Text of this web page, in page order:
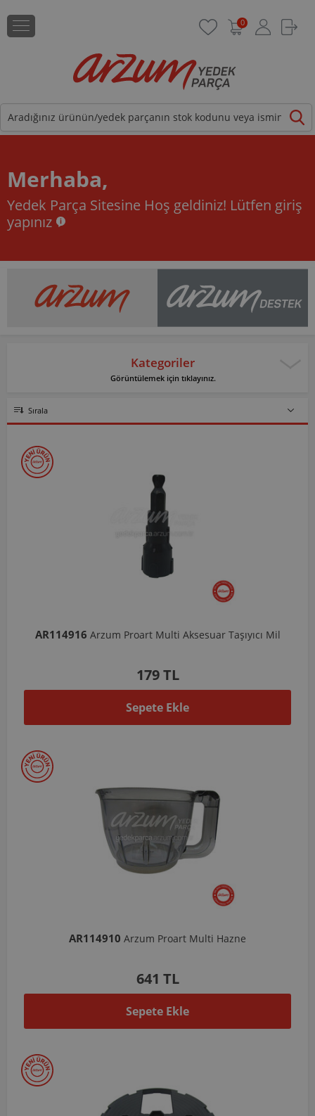
0
Merhaba,
Yedek Parça Sitesine Hoş geldiniz! Lütfen giriş
yapınız
Kategoriler
Görüntülemek için tıklayınız.
Sırala
AR114916 Arzum Proart Multi Aksesuar Taşıyıcı Mil
179 TL
Sepete Ekle
AR114910 Arzum Proart Multi Hazne
641 TL
Sepete Ekle